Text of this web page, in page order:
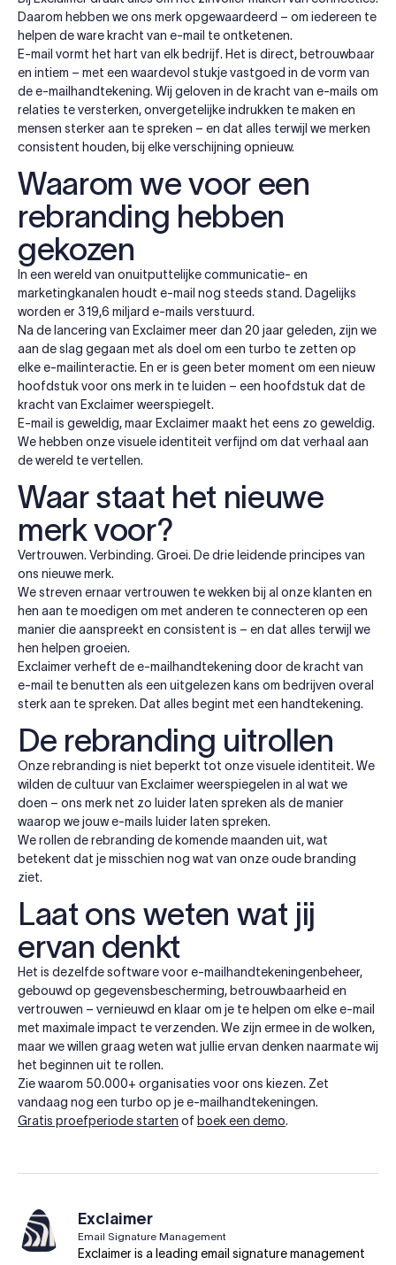
Daarom hebben we ons merk opgewaardeerd – om iedereen te
helpen de ware kracht van e-mail te ontketenen.
E-mail vormt het hart van elk bedrijf. Het is direct, betrouwbaar
en intiem – met een waardevol stukje vastgoed in de vorm van
de e-mailhandtekening. Wij geloven in de kracht van e-mails om
relaties te versterken, onvergetelijke indrukken te maken en
mensen sterker aan te spreken – en dat alles terwijl we merken
consistent houden, bij elke verschijning opnieuw.
Waarom we voor een
rebranding hebben
gekozen
In een wereld van onuitputtelijke communicatie- en
marketingkanalen houdt e-mail nog steeds stand. Dagelijks
worden er 319,6 miljard e-mails verstuurd.
Na de lancering van Exclaimer meer dan 20 jaar geleden, zijn we
aan de slag gegaan met als doel om een turbo te zetten op
elke e-mailinteractie. En er is geen beter moment om een nieuw
hoofdstuk voor ons merk in te luiden – een hoofdstuk dat de
kracht van Exclaimer weerspiegelt.
E-mail is geweldig, maar Exclaimer maakt het eens zo geweldig.
We hebben onze visuele identiteit verfijnd om dat verhaal aan
de wereld te vertellen.
Waar staat het nieuwe
merk voor?
Vertrouwen. Verbinding. Groei. De drie leidende principes van
ons nieuwe merk.
We streven ernaar vertrouwen te wekken bij al onze klanten en
hen aan te moedigen om met anderen te connecteren op een
manier die aanspreekt en consistent is – en dat alles terwijl we
hen helpen groeien.
Exclaimer verheft de e-mailhandtekening door de kracht van
e-mail te benutten als een uitgelezen kans om bedrijven overal
sterk aan te spreken. Dat alles begint met een handtekening.
De rebranding uitrollen
Onze rebranding is niet beperkt tot onze visuele identiteit. We
wilden de cultuur van Exclaimer weerspiegelen in al wat we
doen – ons merk net zo luider laten spreken als de manier
waarop we jouw e-mails luider laten spreken.
We rollen de rebranding de komende maanden uit, wat
betekent dat je misschien nog wat van onze oude branding
ziet.
Laat ons weten wat jij
ervan denkt
Het is dezelfde software voor e-mailhandtekeningenbeheer,
gebouwd op gegevensbescherming, betrouwbaarheid en
vertrouwen – vernieuwd en klaar om je te helpen om elke e-mail
met maximale impact te verzenden. We zijn ermee in de wolken,
maar we willen graag weten wat jullie ervan denken naarmate wij
het beginnen uit te rollen.
Zie waarom 50.000+ organisaties voor ons kiezen. Zet
vandaag nog een turbo op je e-mailhandtekeningen.
Gratis proefperiode starten of boek een demo.
Exclaimer
Email Signature Management
Exclaimer is a leading email signature management